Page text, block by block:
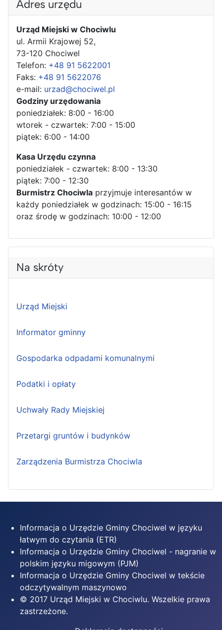
Adres urzędu
Urząd Miejski w Chociwlu
ul. Armii Krajowej 52,
73-120 Chociwel
Telefon: +48 91 5622001
Faks: +48 91 5622076
e-mail: urzad@chociwel.pl
Godziny urzędowania
poniedziałek: 8:00 - 16:00
wtorek - czwartek: 7:00 - 15:00
piątek: 6:00 - 14:00
Kasa Urzędu czynna
poniedziałek - czwartek: 8:00 - 13:30
piątek: 7:00 - 12:30
Burmistrz Chociwla przyjmuje interesantów w
każdy poniedziałek w godzinach: 15:00 - 16:15
oraz środę w godzinach: 10:00 - 12:00
Na skróty
Urząd Miejski
Informator gminny
Gospodarka odpadami komunalnymi
Podatki i opłaty
Uchwały Rady Miejskiej
Przetargi gruntów i budynków
Zarządzenia Burmistrza Chociwla
Informacja o Urzędzie Gminy Chociwel w języku
łatwym do czytania (ETR)
Informacja o Urzędzie Gminy Chociwel - nagranie w
polskim języku migowym (PJM)
Informacja o Urzędzie Gminy Chociwel w tekście
odczytywalnym maszynowo
© 2017 Urząd Miejski w Chociwlu. Wszelkie prawa
zastrzeżone.